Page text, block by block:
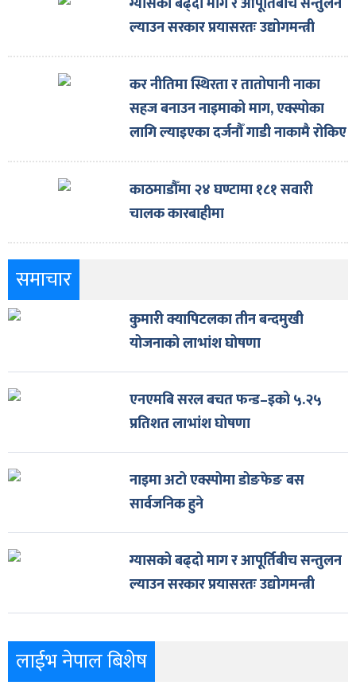
ल्याउन सरकार प्रयासरतः उद्योगमन्त्री
कर नीतिमा स्थिरता र तातोपानी नाका
सहज बनाउन नाइमाको माग, एक्स्पोका
लागि ल्याइएका दर्जनौँ गाडी नाकामै रोकिए
काठमाडौँमा २४ घण्टामा १८१ सवारी
चालक कारबाहीमा
समाचार
कुमारी क्यापिटलका तीन बन्दमुखी
योजनाको लाभांश घोषणा
एनएमबि सरल बचत फन्ड–इको ५.२५
प्रतिशत लाभांश घोषणा
नाइमा अटो एक्स्पोमा डोङफेङ बस
सार्वजनिक हुने
ग्यासको बढ्दो माग र आपूर्तिबीच सन्तुलन
ल्याउन सरकार प्रयासरतः उद्योगमन्त्री
लाईभ नेपाल बिशेष